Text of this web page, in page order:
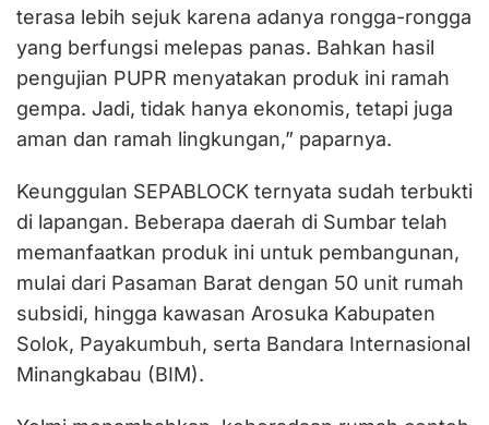
terasa lebih sejuk karena adanya rongga-rongga
yang berfungsi melepas panas. Bahkan hasil
pengujian PUPR menyatakan produk ini ramah
gempa. Jadi, tidak hanya ekonomis, tetapi juga
aman dan ramah lingkungan,” paparnya.
Keunggulan SEPABLOCK ternyata sudah terbukti
di lapangan. Beberapa daerah di Sumbar telah
memanfaatkan produk ini untuk pembangunan,
mulai dari Pasaman Barat dengan 50 unit rumah
subsidi, hingga kawasan Arosuka Kabupaten
Solok, Payakumbuh, serta Bandara Internasional
Minangkabau (BIM).